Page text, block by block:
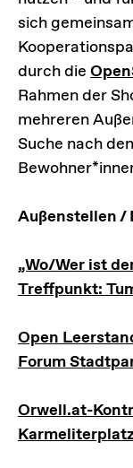
sich
durch die
Rahmen der
mehreren
Suche nach
Außenstellen
„Wo/Wer ist
Treffpunkt:
Open
Forum
Orwell.at-